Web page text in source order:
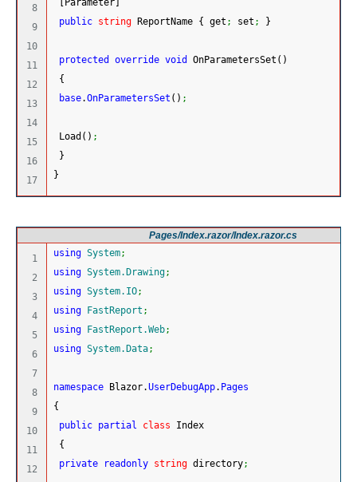
8
9
10
11
12
13
14
15
16
public string ReportName { get ; set ; }
protected override void OnParametersSet ( )
{
base.OnParametersSet ( ) ;
Load ( ) ;
}
}
Pages/Index.razor/Index.razor.cs
1
2
3
4
5
6
7
8
9
10
11
12
using System;
using System.Drawing;
using System.IO;
using
FastReport ;
using
FastReport.Web;
using System.Data;
namespace Blazor.UserDebugApp. Pages
{
public partial class Index
{
private
readonly string directory;